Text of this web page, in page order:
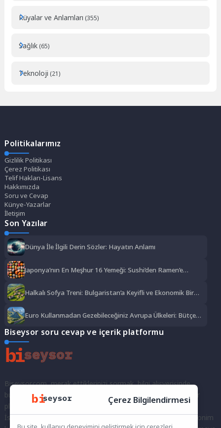
Rüyalar ve Anlamları (355)
Sağlık (65)
Teknoloji (21)
Politikalarımız
Gizlilik Politikası
Çerez Politikası
Telif Hakları-Lisans
Hakkımızda
Soru ve Cevap
Künye-Yazarlar
İletişim
Son Yazılar
Dünya İle İlgili Derin Sözler: Hayatın Anlamı
Japonya’nın En Meşhur 16 Yemeği: Sushi’den Ramen’e
Halkalı Sofya Treni: Bulgaristan’a Keyifli ve Ekonomik Bir
Euro Kullanmadan Gezebileceğiniz Avrupa Ülkeleri: Bütçe
Biseysor soru cevap ve içerik platformu
Biseysor.com, merak ettiklerinizi sormak, bilgi alışverişinde
bulunmak ve fikirlerinizi paylaşmak için bir araya geldiğimiz bir
platformdur.
İster kayıtlı bir kullanıcı olarak topluluğumuza katılın, ister anonim
Çerez Bilgilendirmesi